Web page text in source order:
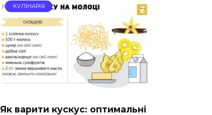
КУЛІНАРІЯ
Як варити кускус: оптимальні